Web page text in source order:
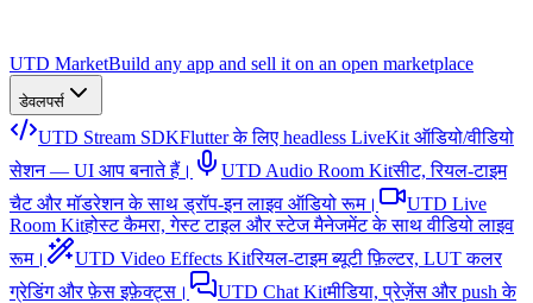
UTD MarketBuild any app and sell it on an open marketplace
डेवलपर्स
UTD Stream SDKFlutter के लिए headless LiveKit ऑडियो/वीडियो
सेशन — UI आप बनाते हैं।
UTD Audio Room Kitसीट, रियल-टाइम
चैट और मॉडरेशन के साथ ड्रॉप-इन लाइव ऑडियो रूम।
UTD Live
Room Kitहोस्ट कैमरा, गेस्ट टाइल और स्टेज मैनेजमेंट के साथ वीडियो लाइव
रूम।
UTD Video Effects Kitरियल-टाइम ब्यूटी फ़िल्टर, LUT कलर
ग्रेडिंग और फ़ेस इफ़ेक्ट्स।
UTD Chat Kitमीडिया, प्रेज़ेंस और push के